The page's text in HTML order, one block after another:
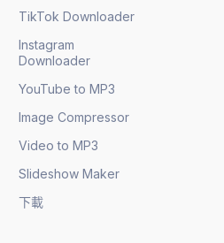
TikTok Downloader
Instagram
Downloader
YouTube to MP3
Image Compressor
Video to MP3
Slideshow Maker
下載